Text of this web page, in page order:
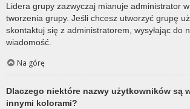
Lidera grupy zazwyczaj mianuje administrator
tworzenia grupy. Jeśli chcesz utworzyć grupę
skontaktuj się z administratorem, wysyłając do
wiadomość.
Na górę
Dlaczego niektóre nazwy użytkowników są
innymi kolorami?